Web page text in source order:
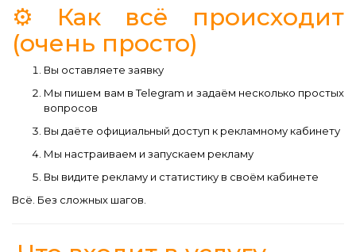
⚙️ Как всё происходит
(очень просто)
Вы оставляете заявку
Мы пишем вам в Telegram и задаём несколько простых
вопросов
Вы даёте официальный доступ к рекламному кабинету
Мы настраиваем и запускаем рекламу
Вы видите рекламу и статистику в своём кабинете
Всё. Без сложных шагов.